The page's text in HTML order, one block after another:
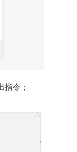
令；